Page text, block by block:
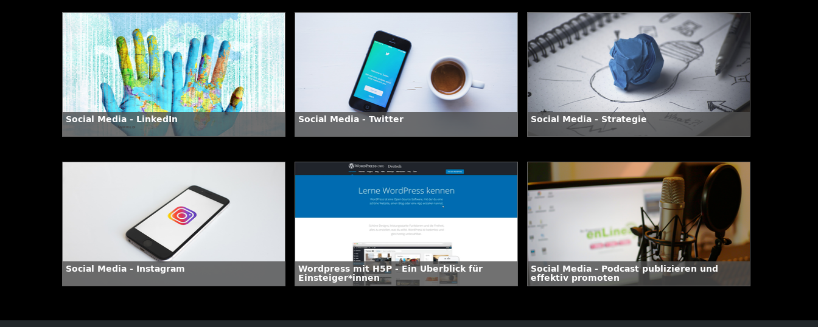
Social Media - LinkedIn Social Media - Twitter Social Media - Strategie
Social Media - Instagram
Wordpress mit H5P - Ein Überblick für
Einsteiger*innen
Social Media - Podcast publizieren und
effektiv promoten